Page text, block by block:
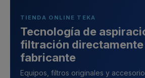
TIENDA ONLINE TEKA
Tecnología de
filtración directamente
fabricante
Equipos, filtros originales y